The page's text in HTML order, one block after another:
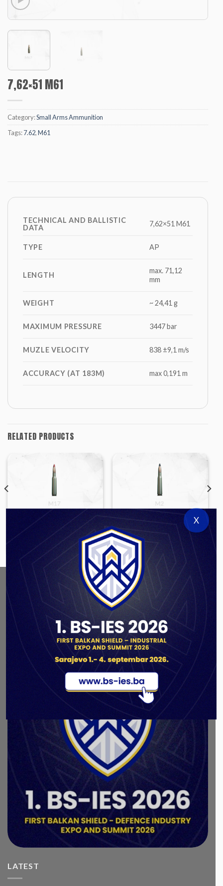
7,62×51 M61
Category:Small Arms Ammunition
Tags:7.62,M61
TECHNICAL AND BALLISTIC
DATA
7,62×51 M61
TYPE AP
LENGTH
max. 71,12
mm
WEIGHT ~ 24,41 g
MAXIMUM PRESSURE 3447 bar
MUZLE VELOCITY 838 ±9,1 m/s
ACCURACY (AT 183M) max 0,191 m
RELATED PRODUCTS
SMALL ARMS AMMUNITION
12,7×99 M17
SMALL ARMS AMMUNITION
12,7×99 M2
ABOUT US
As a government authorized defense industry
concern,Unis GROUPis the leading exporter of weapons
and military equipment in Bosnia and Herzegovina.
LATEST
X